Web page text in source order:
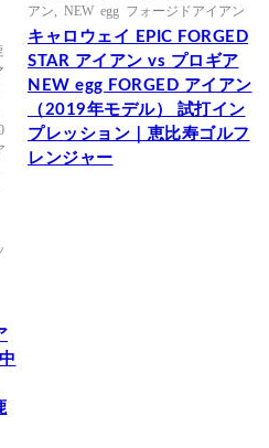
アン
NEW egg フォージドアイアン
キャロウェイ EPIC FORGED
STAR アイアン vs プロギア
NEW egg FORGED アイアン
（2019年モデル） 試打イン
プレッション｜恵比寿ゴルフ
レンジャー